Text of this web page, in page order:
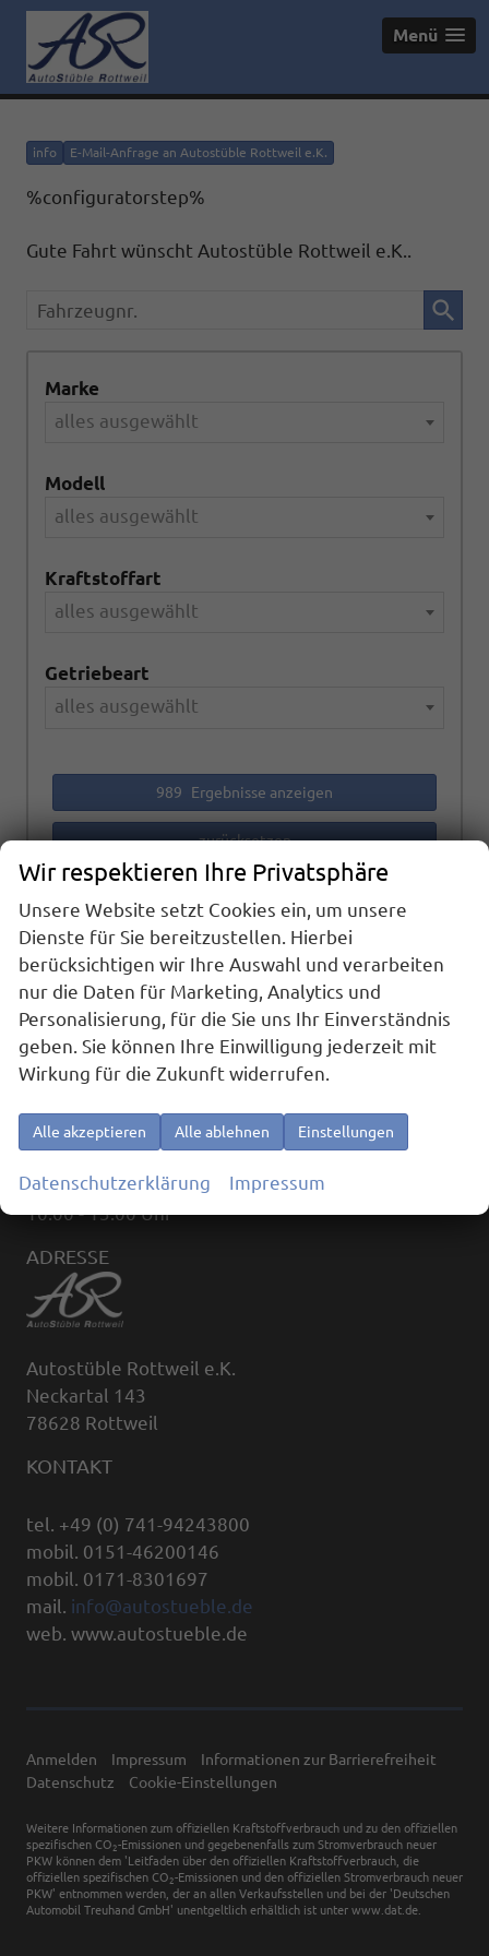
Menü
info E-Mail-Anfrage an Autostüble Rottweil e.K.
%configuratorstep%
Gute Fahrt wünscht Autostüble Rottweil e.K..
Fahrzeugnr.
Marke
alles ausgewählt
Modell
alles ausgewählt
Kraftstoffart
alles ausgewählt
Getriebeart
alles ausgewählt
989 Ergebnisse anzeigen
zurücksetzen
Anmelden
ÖFFNUNGSZEITEN
09:00 - 18:00
Samstag:
10:00 - 13:00 Uhr
ADRESSE
Autostüble Rottweil e.K.
Neckartal 143
78628 Rottweil
KONTAKT
tel. +49 (0) 741-94243800
mobil. 0151-46200146
mobil. 0171-8301697
mail. info@autostueble.de
web. www.autostueble.de
Anmelden Impressum
Informationen zur Barrierefreiheit
Datenschutz
Cookie-Einstellungen
Weitere Informationen zum offiziellen Kraftstoffverbrauch und zu den offiziellen
spezifischen CO 2-Emissionen und gegebenenfalls zum Stromverbrauch neuer
PKW können dem 'Leitfaden über den offiziellen Kraftstoffverbrauch, die
offiziellen spezifischen CO 2-Emissionen und den offiziellen Stromverbrauch neuer
PKW' entnommen werden, der an allen Verkaufsstellen und bei der 'Deutschen
Automobil Treuhand GmbH' unentgeltlich erhältlich ist unter www.dat.de.
Wir respektieren Ihre Privatsphäre
Unsere Website setzt Cookies ein, um unsere
Dienste für Sie bereitzustellen. Hierbei
berücksichtigen wir Ihre Auswahl und verarbeiten
nur die Daten für Marketing, Analytics und
Personalisierung, für die Sie uns Ihr Einverständnis
geben. Sie können Ihre Einwilligung jederzeit mit
Wirkung für die Zukunft widerrufen.
Alle akzeptieren Alle ablehnen Einstellungen
Datenschutzerklärung Impressum